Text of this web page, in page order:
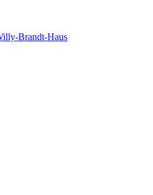
Brandt-Haus